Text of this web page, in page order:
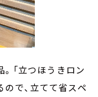
「立つほうきロン
で、立てて省スペ